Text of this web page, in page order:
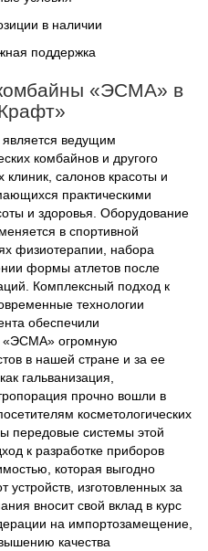
в наличии
поддержка
«ЭСМА» в
ведущим
комбайнов и другого
салонов красоты и
практическими
и здоровья. Оборудование
в спортивной
физиотерапии, набора
формы атлетов после
Комплексный подход к
технологии
обеспечили
«ЭСМА» огромную
в нашей стране и за ее
гальванизация,
прочно вошли в
косметологических
передовые системы этой
к разработке приборов
которая выгодно
изготовленных за
вносит свой вклад в курс
на импортозамещение,
качества